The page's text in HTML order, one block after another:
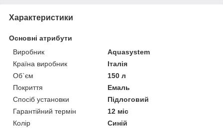
Характеристики
Основні атрибути
Виробник
Aquasystem
Країна виробник
Італія
Об`єм
150 л
Покриття
Емаль
Спосіб установки
Підлоговий
Гарантійний термін
12 міс
Колір
Синій